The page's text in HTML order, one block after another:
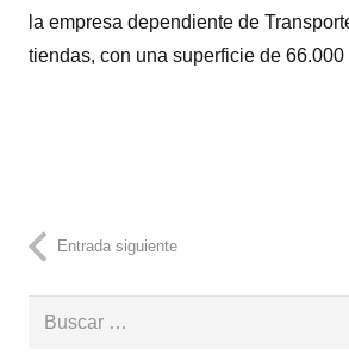
la empresa dependiente de
tiendas, con una superficie de
Entrada siguiente
Buscar: